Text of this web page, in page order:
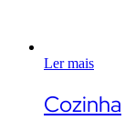
Ler mais
Cozinha